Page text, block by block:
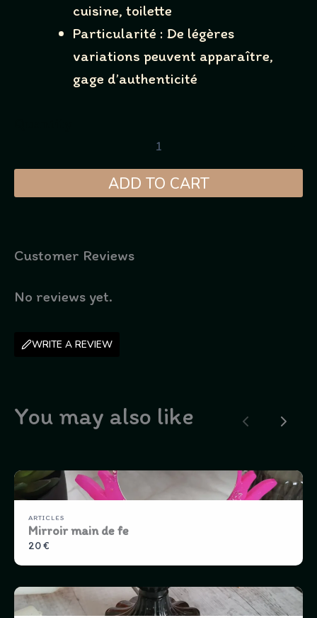
cuisine, toilette
Particularité : De légères
variations peuvent apparaître,
gage d’authenticité
ADD TO CART
Customer Reviews
No reviews yet.
WRITE A REVIEW
You may also like
PreviousNext
ARTICLES
Mirroir main de fe
20 €